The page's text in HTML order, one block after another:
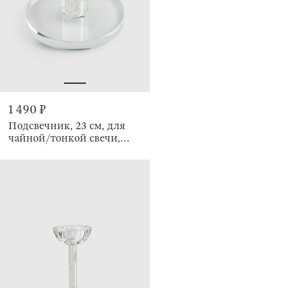
1 490 ₽
Подсвечник, 23 см, для
чайной/тонкой свечи,